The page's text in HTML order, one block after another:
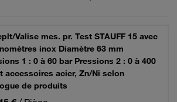
Valise mes. pr. Test STAUFF 15 avec
inox Diamètre 63 mm
1 : 0 à 60 bar Pressions 2 : 0 à 400
accessoires acier, Zn/Ni selon
de produits